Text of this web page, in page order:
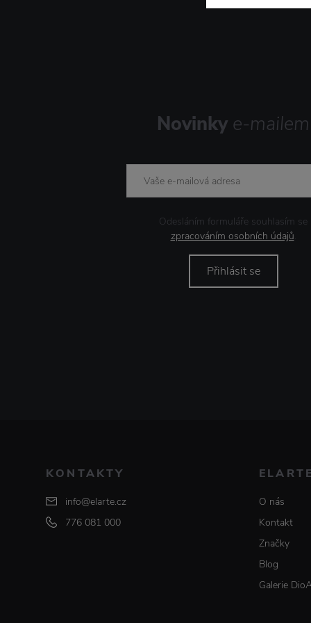
Novinky e-mailem
Odesláním formuláře souhlasím se
zpracováním osobních údajů.
Přihlásit se
KONTAKTY
info@elarte.cz
776 081 000
O nás
Kontakt
Značky
Blog
Galerie